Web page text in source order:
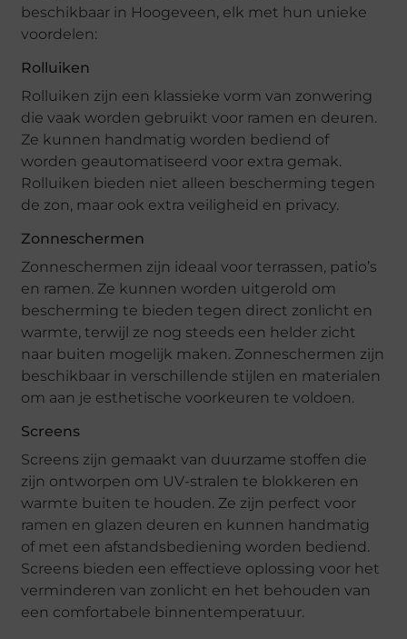
beschikbaar in Hoogeveen, elk met hun unieke
voordelen:
Rolluiken
Rolluiken zijn een klassieke vorm van zonwering
die vaak worden gebruikt voor ramen en deuren.
Ze kunnen handmatig worden bediend of
worden geautomatiseerd voor extra gemak.
Rolluiken bieden niet alleen bescherming tegen
de zon, maar ook extra veiligheid en privacy.
Zonneschermen
Zonneschermen zijn ideaal voor terrassen, patio’s
en ramen. Ze kunnen worden uitgerold om
bescherming te bieden tegen direct zonlicht en
warmte, terwijl ze nog steeds een helder zicht
naar buiten mogelijk maken. Zonneschermen zijn
beschikbaar in verschillende stijlen en materialen
om aan je esthetische voorkeuren te voldoen.
Screens
Screens zijn gemaakt van duurzame stoffen die
zijn ontworpen om UV-stralen te blokkeren en
warmte buiten te houden. Ze zijn perfect voor
ramen en glazen deuren en kunnen handmatig
of met een afstandsbediening worden bediend.
Screens bieden een effectieve oplossing voor het
verminderen van zonlicht en het behouden van
een comfortabele binnentemperatuur.